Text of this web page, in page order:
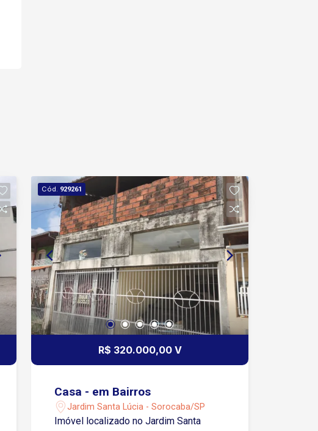
Cód. 929261
R$ 320.000,00 V
Casa - em Bairros
Jardim Santa Lúcia - Sorocaba/SP
Imóvel localizado no Jardim Santa